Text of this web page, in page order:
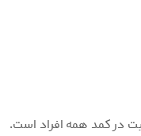
در کمد همه افراد است.